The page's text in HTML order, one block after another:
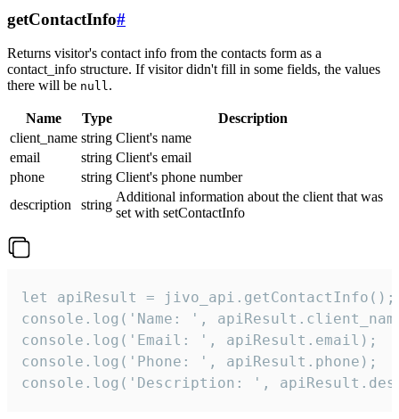
getContactInfo#
Returns visitor's contact info from the contacts form as a
contact_info structure. If visitor didn't fill in some fields, the values
there will be null.
Name Type
Description
client_name string Client's name
email
string Client's email
phone
string Client's phone number
description
string
Additional information about the client that was
set with setContactInfo
let apiResult = jivo_api.getContactInfo();
console.log('Name: ',
console.log('Email: ', apiResult.email);
console.log('Phone: ', apiResult.phone);
console.log('Description: ',